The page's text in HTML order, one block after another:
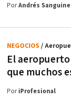
PorAndrés
El
que muchos
NEGOCIOS /
PoriProfesional